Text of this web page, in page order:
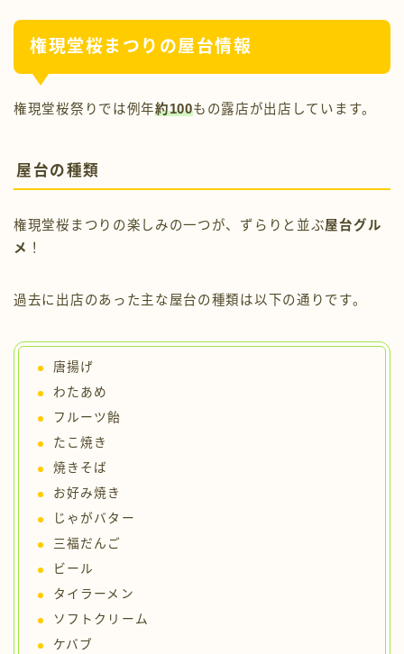
権現堂桜まつりの屋台情報
権現堂桜祭りでは例年約100もの露店が出店しています。
屋台の種類
権現堂桜まつりの楽しみの一つが、ずらりと並ぶ屋台グル
メ ！
過去に出店のあった主な屋台の種類は以下の通りです。
唐揚げ
わたあめ
フルーツ飴
たこ焼き
焼きそば
お好み焼き
じゃがバター
三福だんご
ビール
タイラーメン
ソフトクリーム
ケバブ